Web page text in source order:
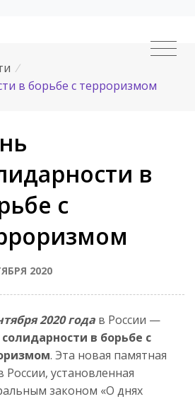
/
в борьбе с терроризмом
в
с
2020
2020 года в России —
в борьбе с
. Эта новая памятная
России, установленная
законом «О днях